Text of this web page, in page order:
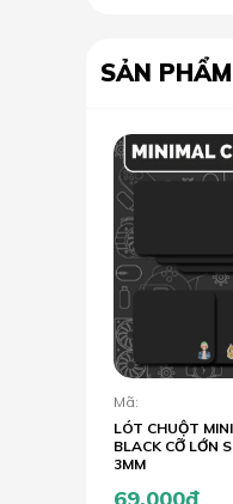
SẢN
Mã:
LÓT CHUỘT
BLACK CỠ LỚN
3MM
69.000đ